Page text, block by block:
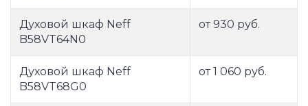
Духовой шкаф Neff
B58VT64N0
от 930 руб.
Духовой шкаф Neff
B58VT68G0
от 1 060 руб.